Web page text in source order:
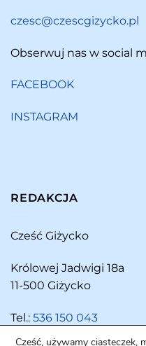
czesc@czescgizycko.pl
Obserwuj nas w social
FACEBOOK
INSTAGRAM
REDAKCJA
Cześć Giżycko
Królowej Jadwigi 18a
11-500 Giżycko
Tel.: 536 150 043
Cześć, używamy ciasteczek,